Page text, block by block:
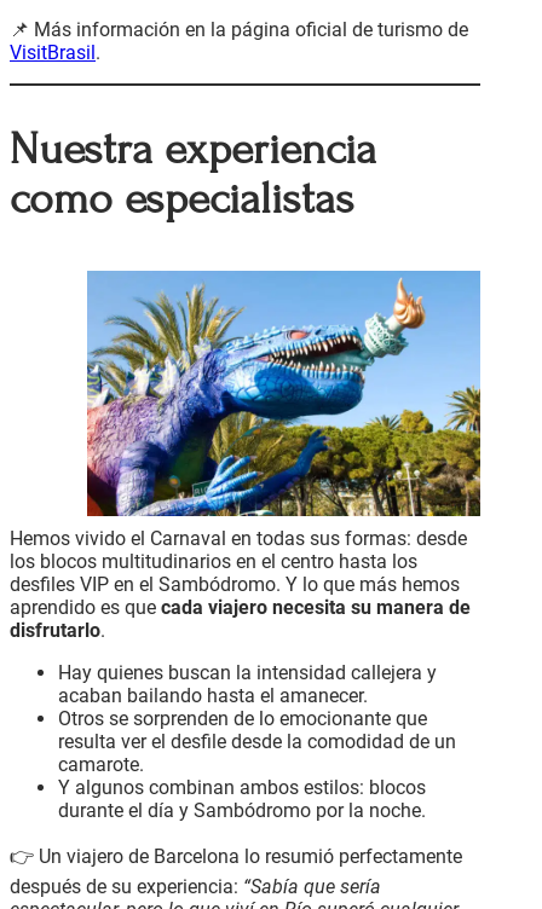
📌 Más información en la página oficial de turismo de
VisitBrasil.
Nuestra experiencia
como especialistas
Hemos vivido el Carnaval en todas sus formas: desde
los blocos multitudinarios en el centro hasta los
desfiles VIP en el Sambódromo. Y lo que más hemos
aprendido es que cada viajero necesita su manera de
disfrutarlo.
Hay quienes buscan la intensidad callejera y
acaban bailando hasta el amanecer.
Otros se sorprenden de lo emocionante que
resulta ver el desfile desde la comodidad de un
camarote.
Y algunos combinan ambos estilos: blocos
durante el día y Sambódromo por la noche.
👉 Un viajero de Barcelona lo resumió perfectamente
después de su experiencia: “Sabía que sería